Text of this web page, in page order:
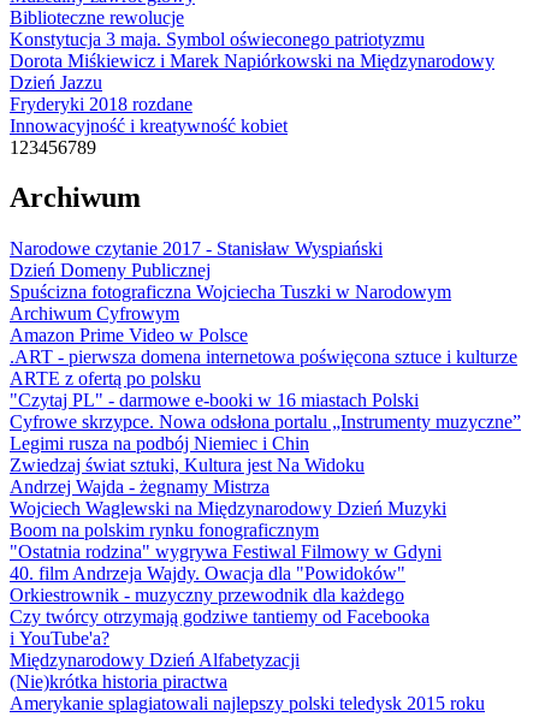
Biblioteczne rewolucje
Konstytucja 3 maja. Symbol oświeconego patriotyzmu
Dorota Miśkiewicz i Marek Napiórkowski na Międzynarodowy
Dzień Jazzu
Fryderyki 2018 rozdane
Innowacyjność i kreatywność kobiet
1 23456789
Archiwum
Narodowe czytanie 2017 - Stanisław Wyspiański
Dzień Domeny Publicznej
Spuścizna fotograficzna Wojciecha Tuszki w Narodowym
Archiwum Cyfrowym
Amazon Prime Video w Polsce
.ART - pierwsza domena internetowa poświęcona sztuce i kulturze
ARTE z ofertą po polsku
"Czytaj PL" - darmowe e-booki w 16 miastach Polski
Cyfrowe skrzypce. Nowa odsłona portalu „Instrumenty muzyczne”
Legimi rusza na podbój Niemiec i Chin
Zwiedzaj świat sztuki, Kultura jest Na Widoku
Andrzej Wajda - żegnamy Mistrza
Wojciech Waglewski na Międzynarodowy Dzień Muzyki
Boom na polskim rynku fonograficznym
"Ostatnia rodzina" wygrywa Festiwal Filmowy w Gdyni
40. film Andrzeja Wajdy. Owacja dla "Powidoków"
Orkiestrownik - muzyczny przewodnik dla każdego
Czy twórcy otrzymają godziwe tantiemy od Facebooka
i YouTube'a?
Międzynarodowy Dzień Alfabetyzacji
(Nie)krótka historia piractwa
Amerykanie splagiatowali najlepszy polski teledysk 2015 roku